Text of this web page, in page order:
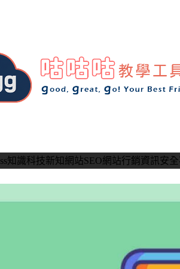
知識科技新知 網站SEO網站行銷資訊安全